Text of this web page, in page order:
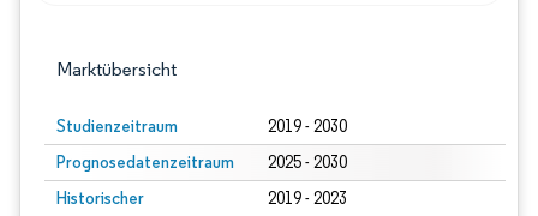
Marktübersicht
Studienzeitraum 2019 - 2030
Prognosedatenzeitraum 2025 - 2030
Historischer
2019 - 2023